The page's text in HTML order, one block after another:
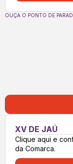
OUÇA O PONTO DE
XV DE JAÚ
Clique aqui e
da Comarca.